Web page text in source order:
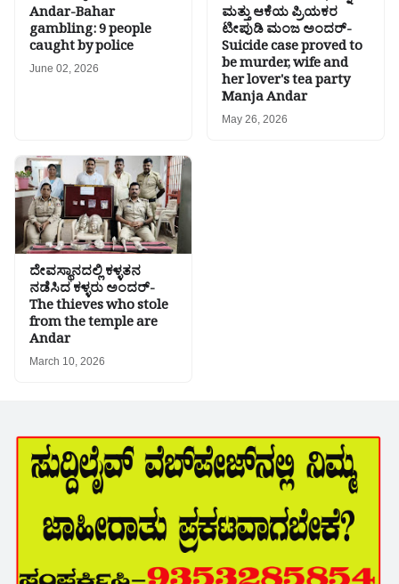
Andar-Bahar
gambling: 9 people
caught by police
June 02, 2026
ಮತ್ತು ಆಕೆಯ ಪ್ರಿಯಕರ
ಟೀಪುಡಿ ಮಂಜ ಅಂದರ್-
Suicide case proved to
be murder, wife and
her lover's tea party
Manja Andar
May 26, 2026
ದೇವಸ್ಥಾನದಲ್ಲಿ ಕಳ್ಳತನ
ನಡೆಸಿದ ಕಳ್ಳರು ಅಂದರ್-
The thieves who stole
from the temple are
Andar
March 10, 2026